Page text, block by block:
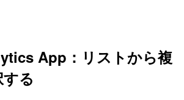
App：リストから複
る